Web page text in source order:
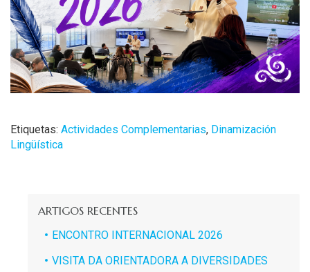
Etiquetas: Actividades Complementarias, Dinamización
Lingüística
ARTIGOS RECENTES
ENCONTRO INTERNACIONAL 2026
VISITA DA ORIENTADORA A DIVERSIDADES